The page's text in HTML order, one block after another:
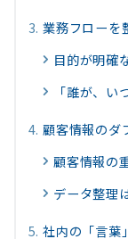
業務フローを
目的が明確
「誰が、
顧客情報のダ
顧客情報の
データ整理
社内の「言葉